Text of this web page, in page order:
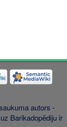
autors -
Barikadopēdiju ir